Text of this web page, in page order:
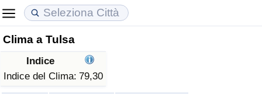
Clima a Tulsa
Indice
Indice del Clima: 79,30
Costo della vita
Indice Del Costo Della Vita (corrente)
Prezzi degli immobili
Indice del Prezzo delle Case (Corrente)
Qualità della Vita
Indice della Qualità della Vita